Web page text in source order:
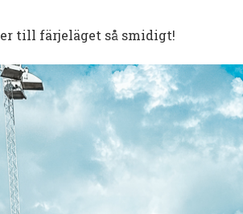
till färjeläget så smidigt!